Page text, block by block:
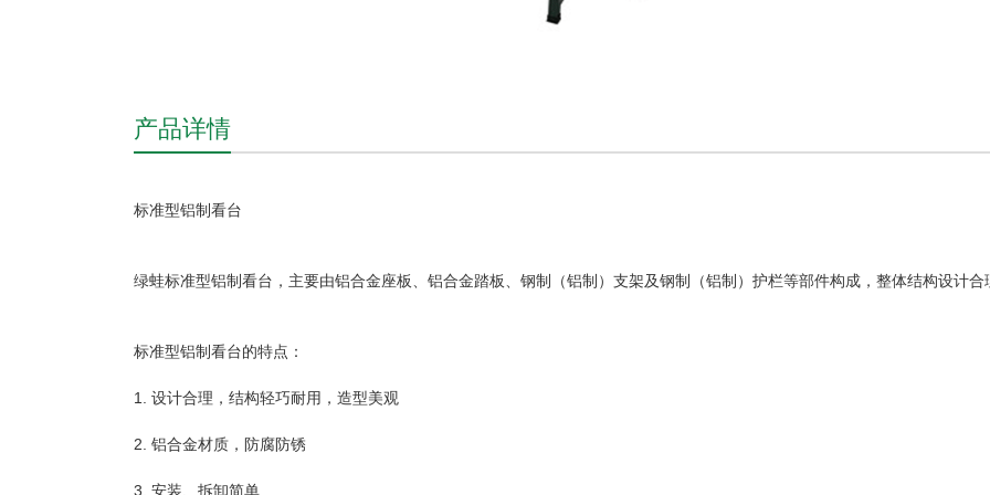
产品详情
标准型铝制看台
绿蛙标准型铝制看台，主要由铝合金座板、铝合金踏板、钢制（铝制）支架及钢制（铝制）护栏等部件构成，整体结构设计合
标准型铝制看台的特点：
1. 设计合理，结构轻巧耐用，造型美观
2. 铝合金材质，防腐防锈
3. 安装、拆卸简单